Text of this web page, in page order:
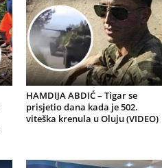
HAMDIJA ABDIĆ – Tigar se
prisjetio dana kada je 502.
viteška krenula u Oluju (VIDEO)